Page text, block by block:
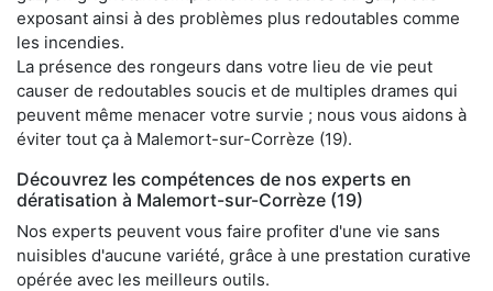
exposant ainsi à des problèmes plus redoutables comme
les incendies.
La présence des rongeurs dans votre lieu de vie peut
causer de redoutables soucis et de multiples drames qui
peuvent même menacer votre survie ; nous vous aidons à
éviter tout ça à Malemort-sur-Corrèze (19).
Découvrez les compétences de nos experts en
dératisation à Malemort-sur-Corrèze (19)
Nos experts peuvent vous faire profiter d'une vie sans
nuisibles d'aucune variété, grâce à une prestation curative
opérée avec les meilleurs outils.